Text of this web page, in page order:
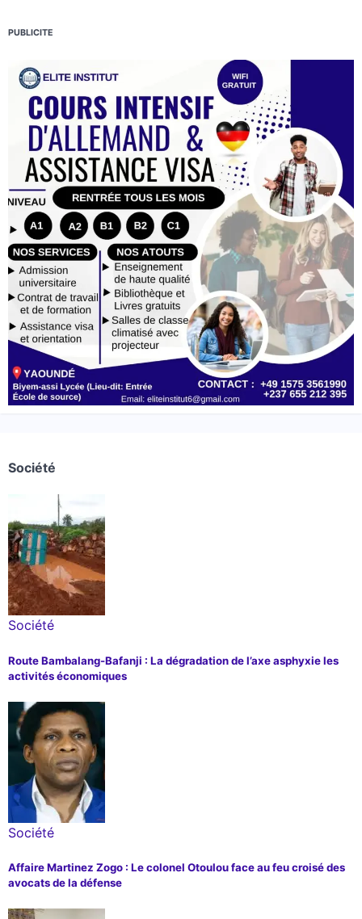
PUBLICITE
Société
Société
Route Bambalang-Bafanji : La dégradation de l’axe asphyxie les
activités économiques
Société
Affaire Martinez Zogo : Le colonel Otoulou face au feu croisé des
avocats de la défense